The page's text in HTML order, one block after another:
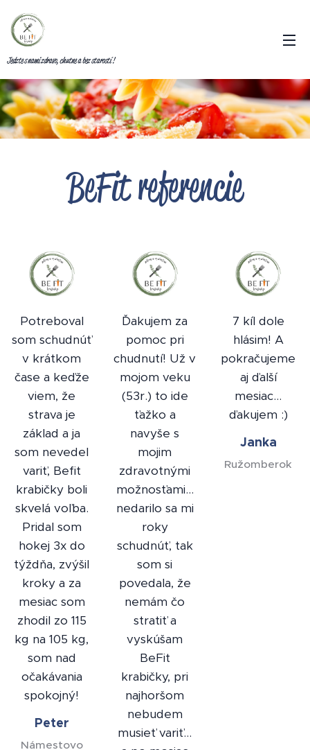
Jedzte s nami zdravo, chutne a bez starostí !
BeFit referencie
Potreboval
som schudnúť
v krátkom
čase a keďže
viem, že
strava je
základ a ja
som nevedel
variť, Befit
krabičky boli
skvelá voľba.
Pridal som
hokej 3x do
týždňa, zvýšil
kroky a za
mesiac som
zhodil zo 115
kg na 105 kg,
som nad
očakávania
spokojný!
Peter
Námestovo
Ďakujem za
pomoc pri
chudnutí! Už v
mojom veku
(53r.) to ide
ťažko a
navyše s
mojim
zdravotnými
možnosťami...
nedarilo sa mi
roky
schudnúť, tak
som si
povedala, že
nemám čo
stratiť a
vyskúšam
BeFit
krabičky, pri
najhoršom
nebudem
musieť variť...
7 kíl dole
hlásim! A
pokračujeme
aj ďalší
mesiac...
ďakujem :)
Janka
Ružomberok